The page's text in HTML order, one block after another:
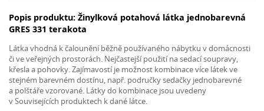
Popis produktu: Žinylková potahová látka jednobarevná
GRES 331 terakota
Látka vhodná k čalounění běžně používaného nábytku v domácnosti
či ve veřejných prostorách. Nejčastejší použití na sedací soupravy,
křesla a pohovky. Zajímavostí je možnost kombinace více látek ve
stejném barevném dostínu, např. područky sedačky jednobarevné
a polštáře vzorované. Látky do kombinace jsou uvedeny
v Souvisejících produktech k dané látce.